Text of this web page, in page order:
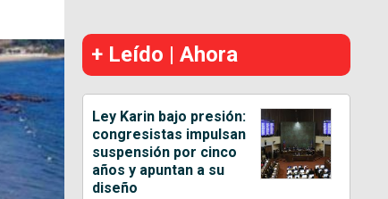
+ Leído | Ahora
Ley Karin bajo presión:
congresistas impulsan
suspensión por cinco
años y apuntan a su
diseño